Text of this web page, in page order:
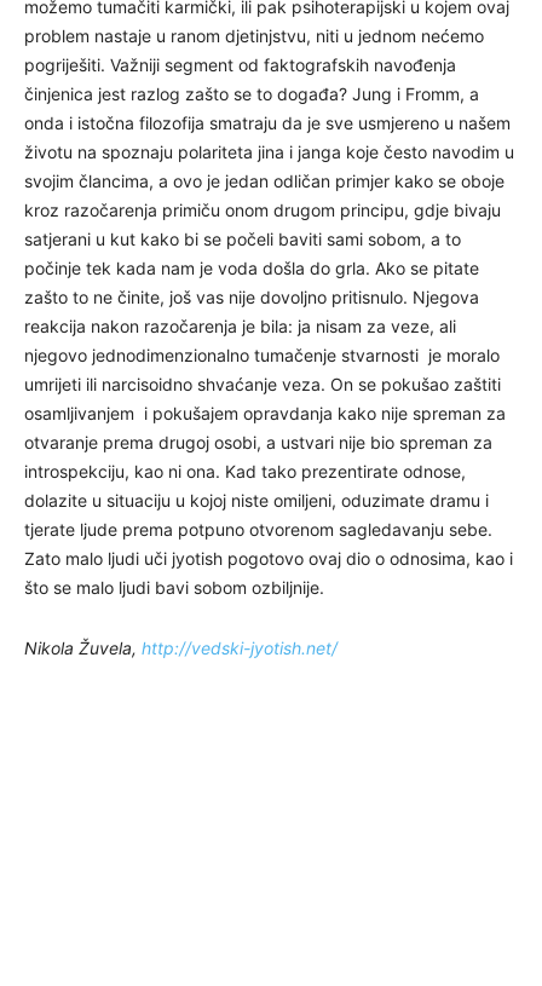
možemo tumačiti karmički, ili pak psihoterapijski u kojem ovaj
problem nastaje u ranom djetinjstvu, niti u jednom nećemo
pogriješiti. Važniji segment od faktografskih navođenja
činjenica jest razlog zašto se to događa? Jung i Fromm, a
onda i istočna filozofija smatraju da je sve usmjereno u našem
životu na spoznaju polariteta jina i janga koje često navodim u
svojim člancima, a ovo je jedan odličan primjer kako se oboje
kroz razočarenja primiču onom drugom principu, gdje bivaju
satjerani u kut kako bi se počeli baviti sami sobom, a to
počinje tek kada nam je voda došla do grla. Ako se pitate
zašto to ne činite, još vas nije dovoljno pritisnulo. Njegova
reakcija nakon razočarenja je bila: ja nisam za veze, ali
njegovo jednodimenzionalno tumačenje stvarnosti je moralo
umrijeti ili narcisoidno shvaćanje veza. On se pokušao zaštiti
osamljivanjem i pokušajem opravdanja kako nije spreman za
otvaranje prema drugoj osobi, a ustvari nije bio spreman za
introspekciju, kao ni ona. Kad tako prezentirate odnose,
dolazite u situaciju u kojoj niste omiljeni, oduzimate dramu i
tjerate ljude prema potpuno otvorenom sagledavanju sebe.
Zato malo ljudi uči jyotish pogotovo ovaj dio o odnosima, kao i
što se malo ljudi bavi sobom ozbiljnije.
Nikola Žuvela, http://vedski-jyotish.net/